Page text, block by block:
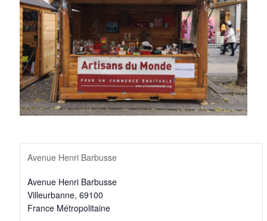
Avenue Henri Barbusse
Avenue Henri Barbusse
Villeurbanne, 69100
France Métropolitaine